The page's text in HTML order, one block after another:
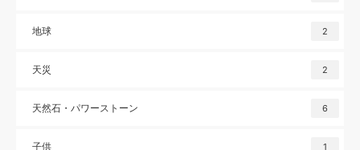
地球 2
天災 2
天然石・パワーストーン 6
子供 1